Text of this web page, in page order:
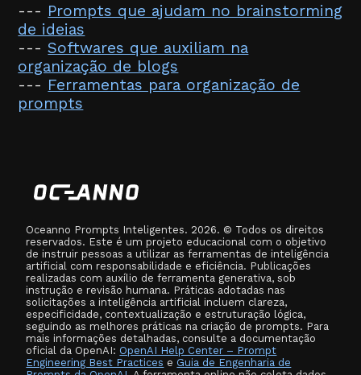
--- Prompts que ajudam no brainstorming
de ideias
---Softwares que auxiliam na
organização de blogs
--- Ferramentas para organização de
prompts
Oceanno Prompts Inteligentes. 2026. © Todos os direitos
reservados. Este é um projeto educacional com o objetivo
de instruir pessoas a utilizar as ferramentas de inteligência
artificial com responsabilidade e eficiência. Publicações
realizadas com auxílio de ferramenta generativa, sob
instrução e revisão humana. Práticas adotadas nas
solicitações a inteligência artificial incluem clareza,
especificidade, contextualização e estruturação lógica,
seguindo as melhores práticas na criação de prompts. Para
mais informações detalhadas, consulte a documentação
oficial da OpenAI: OpenAI Help Center – Prompt
Engineering Best Practices e Guia de Engenharia de